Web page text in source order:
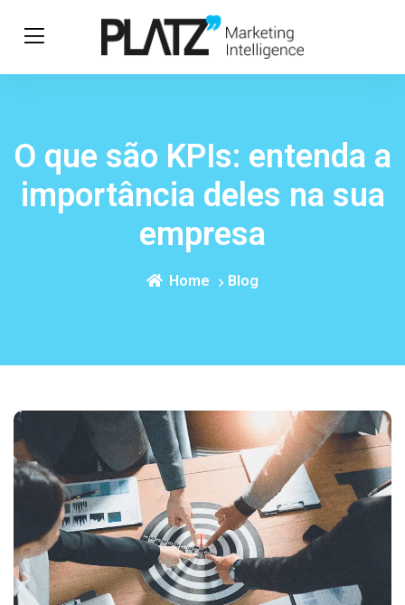
O que são KPIs: entenda a
importância deles na sua
empresa
Home Blog